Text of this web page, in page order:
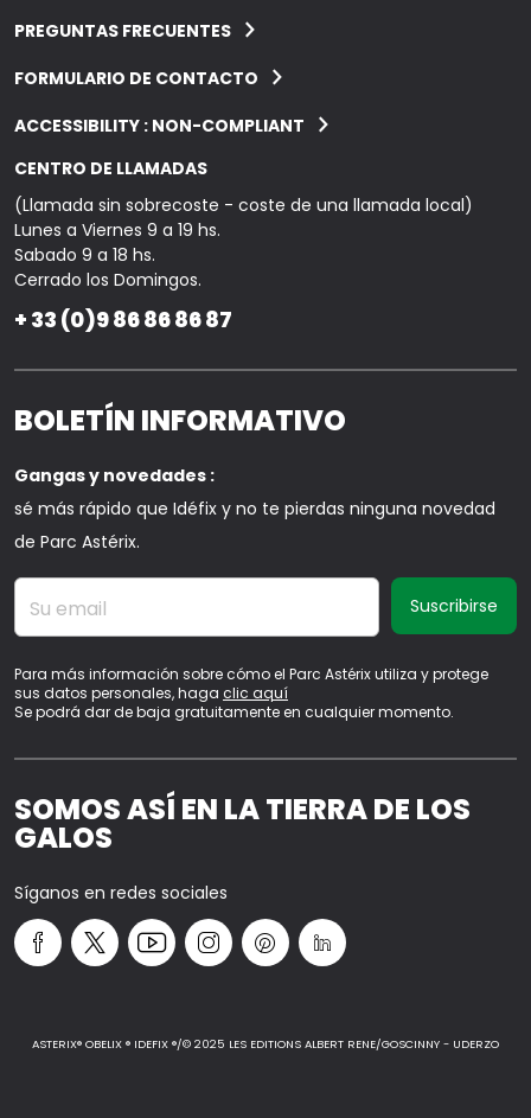
PREGUNTAS FRECUENTES
FORMULARIO DE CONTACTO
ACCESSIBILITY : NON-COMPLIANT
CENTRO DE LLAMADAS
(Llamada sin sobrecoste - coste de una llamada local)
Lunes a Viernes 9 a 19 hs.
Sabado 9 a 18 hs.
Cerrado los Domingos.
+ 33 (0)9 86 86 86 87
SOMOS ASÍ EN LA TIERRA DE LOS
GALOS
Síganos en redes sociales
BOLETÍN INFORMATIVO
Gangas y novedades :
sé más rápido que Idéfix y no te pierdas ninguna novedad
de Parc Astérix.
Su email
Para más información sobre cómo el Parc Astérix utiliza y protege
sus datos personales, haga clic aquí
Se podrá dar de baja gratuitamente en cualquier momento.
ASTERIX® OBELIX ® IDEFIX ®/© 2025 LES EDITIONS ALBERT RENE/GOSCINNY - UDERZO